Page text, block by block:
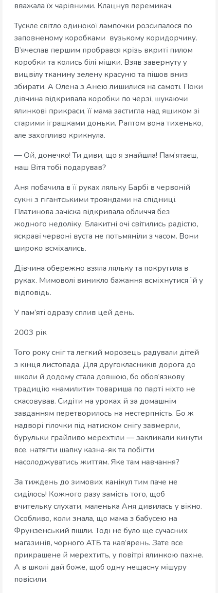
вважала їх чарівними. Клацнув перемикач.
Тускле світло одинокої лампочки розсипалося по
заповненому коробками вузькому коридорчику.
В’ячеслав першим пробрався крізь вкриті пилом
коробки та колись білі мішки. Взяв завернуту у
вицвілу тканину зелену красуню та пішов вниз
збирати. А Олена з Анею лишилися на самоті. Поки
дівчина відкривала коробки по черзі, шукаючи
ялинкові прикраси, її мама застигла над ящиком зі
старими іграшками доньки. Раптом вона тихенько,
але захопливо крикнула.
— Ой, донечко! Ти диви, що я знайшла! Пам’ятаєш,
наш Вітя тобі подарував?
Аня побачила в її руках ляльку Барбі в червоній
сукні з гігантськими трояндами на спідниці.
Платинова зачіска відкривала обличчя без
жодного недоліку. Блакитні очі світились радістю,
яскраві червоні вуста не потьмяніли з часом. Вони
широко всміхались.
Дівчина обережно взяла ляльку та покрутила в
руках. Мимоволі виникло бажання всміхнутися їй у
відповідь.
У пам’яті одразу сплив цей день.
2003 рік
Того року сніг та легкий морозець радували дітей
з кінця листопада. Для другокласників дорога до
школи й додому стала довшою, бо обов’язкову
традицію «намилити» товариша по парті ніхто не
скасовував. Сидіти на уроках й за домашнім
завданням перетворилось на нестерпність. Бо ж
надворі гілочки під натиском снігу завмерли,
бурульки грайливо мерехтіли — закликали кинути
все, натягти шапку казна-як та побігти
насолоджуватись життям. Яке там навчання?
За тиждень до зимових канікул тим паче не
сиділось! Кожного разу замість того, щоб
вчительку слухати, маленька Аня дивилась у вікно.
Особливо, коли знала, що мама з бабусею на
Фрунзенський пішли. Тоді не було ще сучасних
магазинів, чорного АТБ та кав’ярень. Зате все
прикрашене й мерехтить, у повітрі ялинкою пахне.
А в школі дай боже, щоб одну нещасну мішуру
повісили.